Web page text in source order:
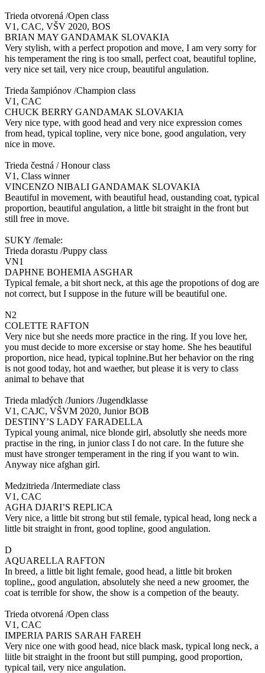
Trieda otvorená /Open class
V1, CAC, VŠV 2020, BOS
BRIAN MAY GANDAMAK SLOVAKIA
Very stylish, with a perfect propotion and move, I am very sorry for
his temperament the ring is too small, perfect coat, beautiful topline,
very nice set tail, very nice croup, beautiful angulation.
Trieda šampiónov /Champion class
V1, CAC
CHUCK BERRY GANDAMAK SLOVAKIA
Very nice type, with good head and very nice expression comes
from head, typical topline, very nice bone, good angulation, very
nice in move.
Trieda čestná / Honour class
V1, Class winner
VINCENZO NIBALI GANDAMAK SLOVAKIA
Beautiful in movement, with beautiful head, oustanding coat, typical
proportion, beautiful angulation, a little bit straight in the front but
still free in move.
SUKY /female:
Trieda dorastu /Puppy class
VN1
DAPHNE BOHEMIA ASGHAR
Typical female, a bit short neck, at this age the propotions of dog are
not correct, but I suppose in the future will be beautiful one.
N2
COLETTE RAFTON
Very nice but she needs more practice in the ring. If you love her,
you must decide to more excersise or stay home. She hes beautiful
proportion, nice head, typical toplnine.But her behavior on the ring
is not good today, hot and waether, but please it is very to class
animal to behave that
Trieda mladých /Juniors /Jugendklasse
V1, CAJC, VŠVM 2020, Junior BOB
DESTINY’S LADY FARADELLA
Typical young animal, nice blonde girl, absolutly she needs more
practise in the ring, in junior class I do not care. In the future she
must have stronger temperament in the ring if you want to win.
Anyway nice afghan girl.
Medzitrieda /Intermediate class
V1, CAC
AGHA DJARI’S REPLICA
Very nice, a little bit strong but stil female, typical head, long neck a
little bit straight in front, good topline, good angulation.
D
AQUARELLA RAFTON
In breed, a little bit light female, good head, a little bit broken
topline,, good angulation, absolutely she need a new groomer, the
coat is terrible for show, the show is a competion of the beauty.
Trieda otvorená /Open class
V1, CAC
IMPERIA PARIS SARAH FAREH
Very nice one with good head, nice black mask, typical long neck, a
liitle bit straight in the froont but still pumping, good proportion,
typical tail, very nice angulation.